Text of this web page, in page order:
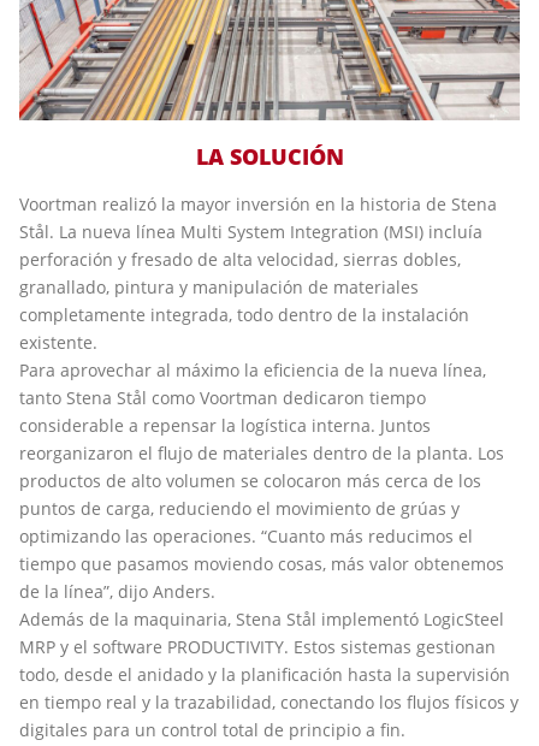
LA SOLUCIÓN
Voortman realizó la mayor inversión en la historia de Stena
Stål. La nueva línea Multi System Integration (MSI) incluía
perforación y fresado de alta velocidad, sierras dobles,
granallado, pintura y manipulación de materiales
completamente integrada, todo dentro de la instalación
existente.
Para aprovechar al máximo la eficiencia de la nueva línea,
tanto Stena Stål como Voortman dedicaron tiempo
considerable a repensar la logística interna. Juntos
reorganizaron el flujo de materiales dentro de la planta. Los
productos de alto volumen se colocaron más cerca de los
puntos de carga, reduciendo el movimiento de grúas y
optimizando las operaciones. “Cuanto más reducimos el
tiempo que pasamos moviendo cosas, más valor obtenemos
de la línea”, dijo Anders.
Además de la maquinaria, Stena Stål implementó LogicSteel
MRP y el software PRODUCTIVITY. Estos sistemas gestionan
todo, desde el anidado y la planificación hasta la supervisión
en tiempo real y la trazabilidad, conectando los flujos físicos y
digitales para un control total de principio a fin.